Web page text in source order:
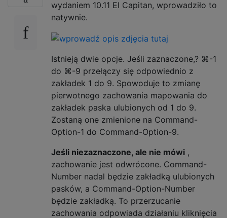
wydaniem 10.11 El Capitan, wprowadziło to
natywnie.
Istnieją dwie opcje. Jeśli zaznaczone,? ⌘-1
do ⌘-9 przełączy się odpowiednio z
zakładek 1 do 9. Spowoduje to zmianę
pierwotnego zachowania mapowania do
zakładek paska ulubionych od 1 do 9.
Zostaną one zmienione na Command-
Option-1 do Command-Option-9.
Jeśli niezaznaczone, ale nie mówi ,
zachowanie jest odwrócone. Command-
Number nadal będzie zakładką ulubionych
pasków, a Command-Option-Number
będzie zakładką. To przerzucanie
zachowania odpowiada działaniu kliknięcia